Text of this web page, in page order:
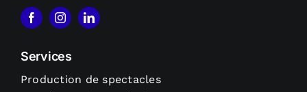
Services
Production de spectacles